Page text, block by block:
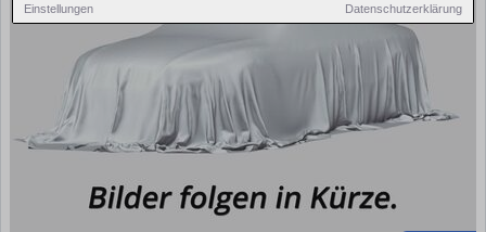
Einstellungen Datenschutzerklärung